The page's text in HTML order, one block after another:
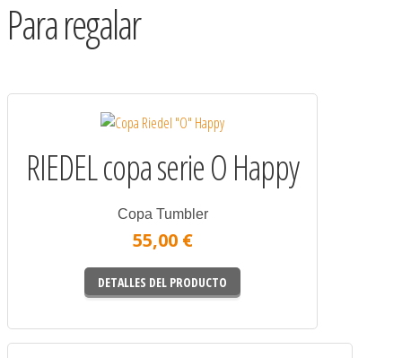
Para regalar
RIEDEL copa serie O Happy
Copa Tumbler
55,00 €
DETALLES DEL PRODUCTO